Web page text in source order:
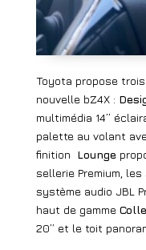
Toyota propose
nouvelle bZ4X :
multimédia 14’’
palette au volant
finition Lounge
sellerie Premium,
système audio JBL
haut de gamme
20’’ et le toit